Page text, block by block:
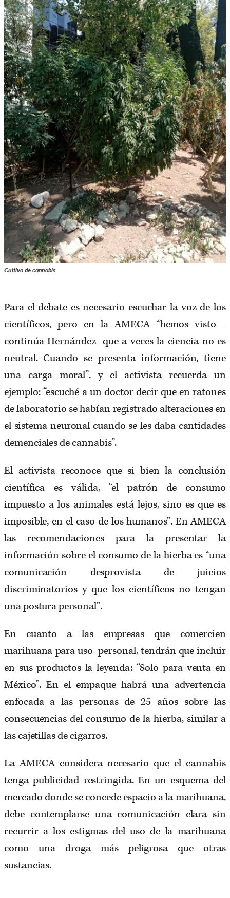
Cultivo de cannabis
Para el debate es necesario escuchar la voz de los
científicos, pero en la AMECA “hemos visto -
continúa Hernández- que a veces la ciencia no es
neutral. Cuando se presenta información, tiene
una carga moral”, y el activista recuerda un
ejemplo: “escuché a un doctor decir que en ratones
de laboratorio se habían registrado alteraciones en
el sistema neuronal cuando se les daba cantidades
demenciales de cannabis”.
El activista reconoce que si bien la conclusión
científica es válida, “el patrón de consumo
impuesto a los animales está lejos, sino es que es
imposible, en el caso de los humanos”. En AMECA
las recomendaciones para la presentar la
información sobre el consumo de la hierba es “una
comunicación desprovista de juicios
discriminatorios y que los científicos no tengan
una postura personal”.
En cuanto a las empresas que comercien
marihuana para uso personal, tendrán que incluir
en sus productos la leyenda: “Solo para venta en
México”. En el empaque habrá una advertencia
enfocada a las personas de 25 años sobre las
consecuencias del consumo de la hierba, similar a
las cajetillas de cigarros.
La AMECA considera necesario que el cannabis
tenga publicidad restringida. En un esquema del
mercado donde se concede espacio a la marihuana,
debe contemplarse una comunicación clara sin
recurrir a los estigmas del uso de la marihuana
como una droga más peligrosa que otras
sustancias.